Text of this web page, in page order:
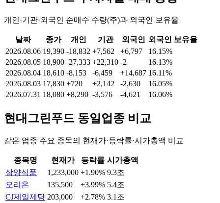
개인·기관·외국인 순매수 수량(주)과 외국인 보유율
날짜 종가 개인 기관 외국인 외국인 보유율
2026.08.06 19,390 -18,832 +7,562 +6,797
16.15%
2026.08.05 18,900 -27,333 +22,310 -2
16.13%
2026.08.04 18,610 -8,153 -6,459 +14,687 16.11%
2026.08.03 17,830 +720 +2,142 -2,630
16.05%
2026.07.31 18,080 +8,290 -3,576 -4,621 16.06%
현대그린푸드 동일업종 비교
같은 업종 주요 종목의 현재가·등락률·시가총액 비교
종목명 현재가 등락률 시가총액
삼양식품
1,233,000 +1.90% 9.3조
오리온
135,500 +3.99% 5.4조
CJ제일제당 203,000 +2.78% 3.1조